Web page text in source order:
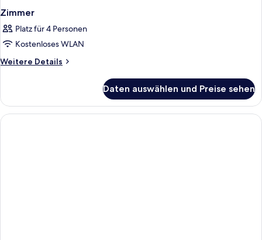
Zimmer
Platz für 4 Personen
Kostenloses WLAN
Weitere Details
Weitere
Daten auswählen und Preise sehen